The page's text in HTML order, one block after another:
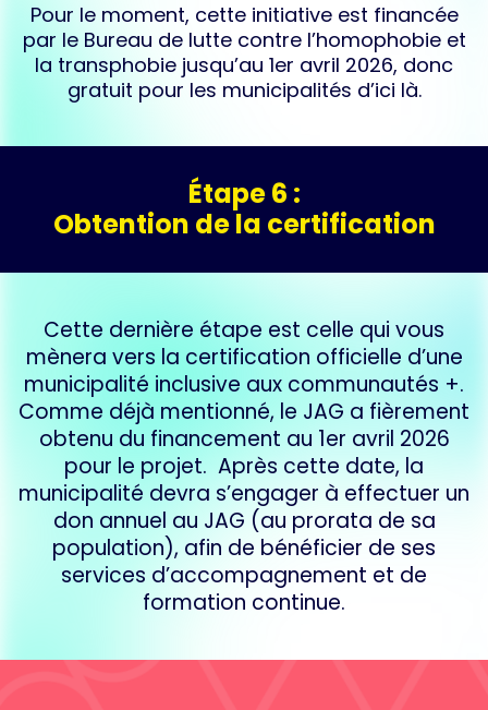
Pour le moment, cette initiative est financée
par le Bureau de lutte contre l’homophobie et
la transphobie jusqu’au 1er avril 2026, donc
gratuit pour les municipalités d’ici là.
Étape 6 :
Obtention de la certification
Cette dernière étape est celle qui vous
mènera vers la certification officielle d’une
municipalité inclusive aux communautés +.​
Comme déjà mentionné, le JAG a fièrement
obtenu du financement au 1er avril 2026
pour le projet. ​ Après cette date, la
municipalité devra s’engager à effectuer un
don annuel au JAG (au prorata de sa
population), afin de bénéficier de ses
services d’accompagnement et de
formation continue.